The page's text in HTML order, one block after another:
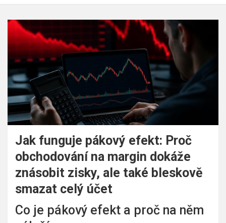
Jak funguje pákový efekt: Proč
obchodování na margin dokáže
znásobit zisky, ale také bleskově
smazat celý účet
Co je pákový efekt a proč na něm